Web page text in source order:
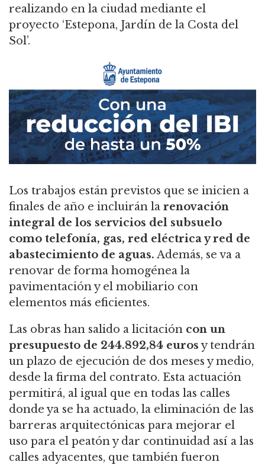
realizando en la ciudad mediante el
proyecto ‘Estepona, Jardín de la Costa del
Sol’.
Los trabajos están previstos que se inicien a
finales de año e incluirán la renovación
integral de los servicios del subsuelo
como telefonía, gas, red eléctrica y red de
abastecimiento de aguas. Además, se va a
renovar de forma homogénea la
pavimentación y el mobiliario con
elementos más eficientes.
Las obras han salido a licitación con un
presupuesto de 244.892,84 eurosy tendrán
un plazo de ejecución de dos meses y medio,
desde la firma del contrato. Esta actuación
permitirá, al igual que en todas las calles
donde ya se ha actuado, la eliminación de las
barreras arquitectónicas para mejorar el
uso para el peatón y dar continuidad así a las
calles adyacentes, que también fueron